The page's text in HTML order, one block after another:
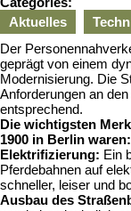
Aktuelles
Der
geprägt von einem
Modernisierung. Die
Anforderungen an
entsprechend.
Die wichtigsten
1900 in Berlin waren:
Elektrifizierung: Ein
Pferdebahnen auf
schneller, leiser und
Ausbau des